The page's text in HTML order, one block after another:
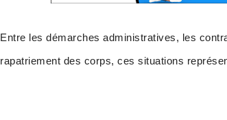
Entre les démarches administratives, les
rapatriement des corps, ces situations